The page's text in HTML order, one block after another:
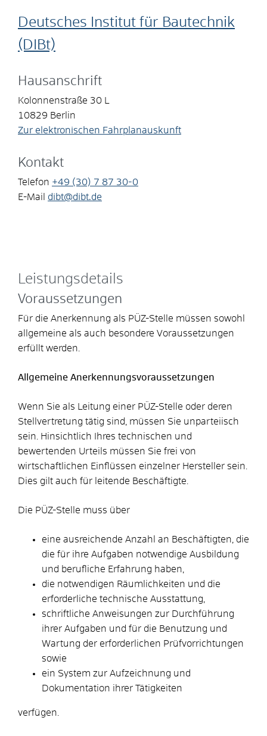
Deutsches Institut für Bautechnik
(DIBt)
Hausanschrift
Kolonnenstraße 30 L
10829 Berlin
Zur elektronischen Fahrplanauskunft
Kontakt
Telefon +49 (30) 7 87 30-0
E-Mail
dibt@dibt.de
Leistungsdetails
Voraussetzungen
Für die Anerkennung als PÜZ-Stelle müssen sowohl
allgemeine als auch besondere Voraussetzungen
erfüllt werden.
Allgemeine Anerkennungsvoraussetzungen
Wenn Sie als Leitung einer PÜZ-Stelle oder deren
Stellvertretung tätig sind, müssen Sie unparteiisch
sein. Hinsichtlich Ihres technischen und
bewertenden Urteils müssen Sie frei von
wirtschaftlichen Einflüssen einzelner Hersteller sein.
Dies gilt auch für leitende Beschäftigte.
Die PÜZ-Stelle muss über
eine ausreichende Anzahl an Beschäftigten, die
die für ihre Aufgaben notwendige Ausbildung
und berufliche Erfahrung haben,
die notwendigen Räumlichkeiten und die
erforderliche technische Ausstattung,
schriftliche Anweisungen zur Durchführung
ihrer Aufgaben und für die Benutzung und
Wartung der erforderlichen Prüfvorrichtungen
sowie
ein System zur Aufzeichnung und
Dokumentation ihrer Tätigkeiten
verfügen.